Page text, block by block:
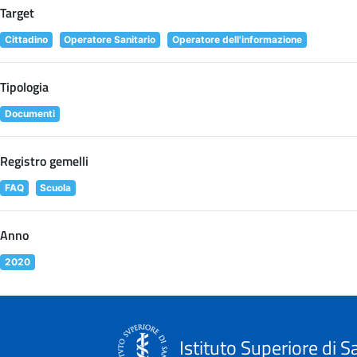
Target
Cittadino Operatore Sanitario Operatore dell'informazione
Tipologia
Documenti
Registro gemelli
FAQ Scuola
Anno
2020
Istituto Superiore di